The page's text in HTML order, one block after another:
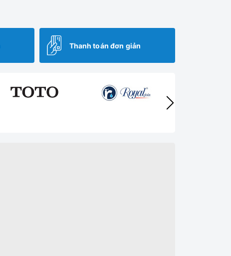
Thanh toán đơn giản